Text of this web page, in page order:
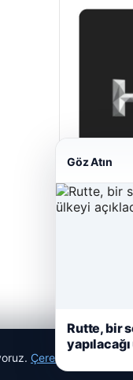
Çerez Politikamız
Göz Atın
Rutte, bir